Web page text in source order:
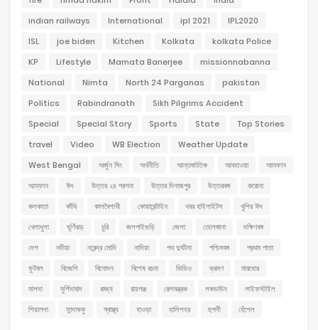
indian railways
International ipl 2021
IPL2020
ISL
joe biden Kitchen Kolkata
kolkata Police
KP
Lifestyle Mamata Banerjee
missionnabanna
National
Nimta North 24 Parganas
pakistan
Politics
Rabindranath
Sikh Pilgrims Accident
Special
Special Story Sports State
Top Stories
travel
Video WB Election
Weather Update
West Bengal
অর্জুন সিং অর্থনীতি আন্তর্জাতিক আবহাওয়া
আমফান
আম্ফান
ঈদ উত্তর ২৪ পরগনা উত্তর দিনাজপুর উত্তরবঙ্গ
করোনা
কলকাতা
কাঁথি কালবৈশাখী কোয়ারেন্টাইন খবর হাইলাইটস
খুশির ঈদ
খেলাধুলা
ঘূর্ণিঝড় চুরি জলপাইগুড়ি জেলা তেলেঙ্গানা
দক্ষিণবঙ্গ
দেশ
নদীয়া নরেন্দ্র মোদি নাদিয়া পথ দুর্ঘটনা পশ্চিমবঙ্গ
প্রথম পাতা
ফুটবল
বিজেপি বিনোদন বিশেষ রচনা ভিডিও ভ্রমণ
মারধোর
মালদা
মুর্শিদাবাদ রাজ্য রায়গঞ্জ রেলমন্ত্রক লকডাউন
লাইফস্টাইল
শিয়ালদা
সান্দাকফু স্বাস্থ্য হাওড়া হালিশহর হুগলী হেঁশেল